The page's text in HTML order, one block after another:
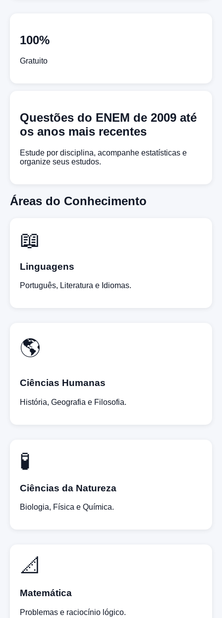
100%
Gratuito
Questões do ENEM de 2009 até
os anos mais recentes
Estude por disciplina, acompanhe estatísticas e
organize seus estudos.
Áreas do Conhecimento
📖
Linguagens
Português, Literatura e Idiomas.
🌎
Ciências Humanas
História, Geografia e Filosofia.
🧪
Ciências da Natureza
Biologia, Física e Química.
📐
Matemática
Problemas e raciocínio lógico.